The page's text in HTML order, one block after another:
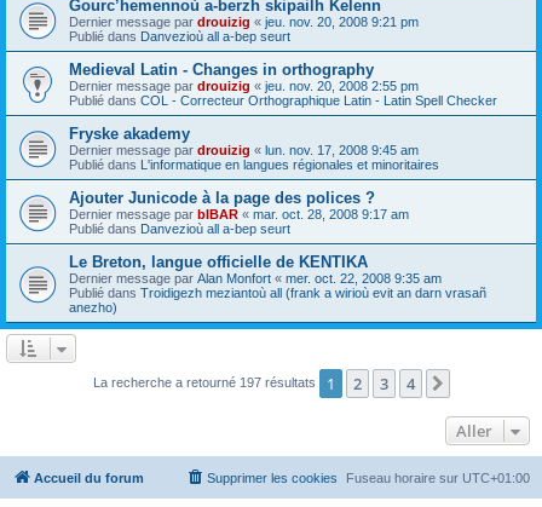
Gourc’hemennoù a-berzh skipailh Kelenn
Dernier message par drouizig « jeu. nov. 20, 2008 9:21 pm
Publié dans Danvezioù all a-bep seurt
Medieval Latin - Changes in orthography
Dernier message par drouizig « jeu. nov. 20, 2008 2:55 pm
Publié dans COL - Correcteur Orthographique Latin - Latin Spell Checker
Fryske akademy
Dernier message par drouizig « lun. nov. 17, 2008 9:45 am
Publié dans L'informatique en langues régionales et minoritaires
Ajouter Junicode à la page des polices ?
Dernier message par bIBAR « mar. oct. 28, 2008 9:17 am
Publié dans Danvezioù all a-bep seurt
Le Breton, langue officielle de KENTIKA
Dernier message par Alan Monfort « mer. oct. 22, 2008 9:35 am
Publié dans Troidigezh meziantoù all (frank a wirioù evit an darn vrasañ
anezho)
La recherche a retourné 197 résultats 1 2 3 4
Aller
Accueil du forum Fuseau horaire sur UTC+01:00
Supprimer les cookies